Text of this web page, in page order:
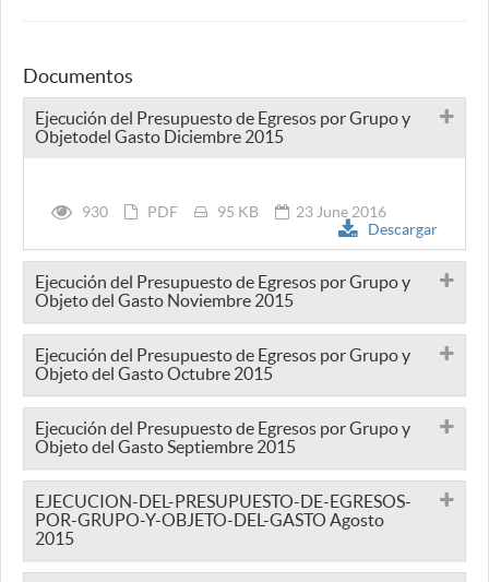
Documentos
Ejecución del Presupuesto de Egresos por Grupo y
Objetodel Gasto Diciembre 2015
930 PDF 95 KB
23 June 2016
Descargar
Ejecución del Presupuesto de Egresos por Grupo y
Objeto del Gasto Noviembre 2015
Ejecución del Presupuesto de Egresos por Grupo y
Objeto del Gasto Octubre 2015
Ejecución del Presupuesto de Egresos por Grupo y
Objeto del Gasto Septiembre 2015
EJECUCION-DEL-PRESUPUESTO-DE-EGRESOS-
POR-GRUPO-Y-OBJETO-DEL-GASTO Agosto
2015